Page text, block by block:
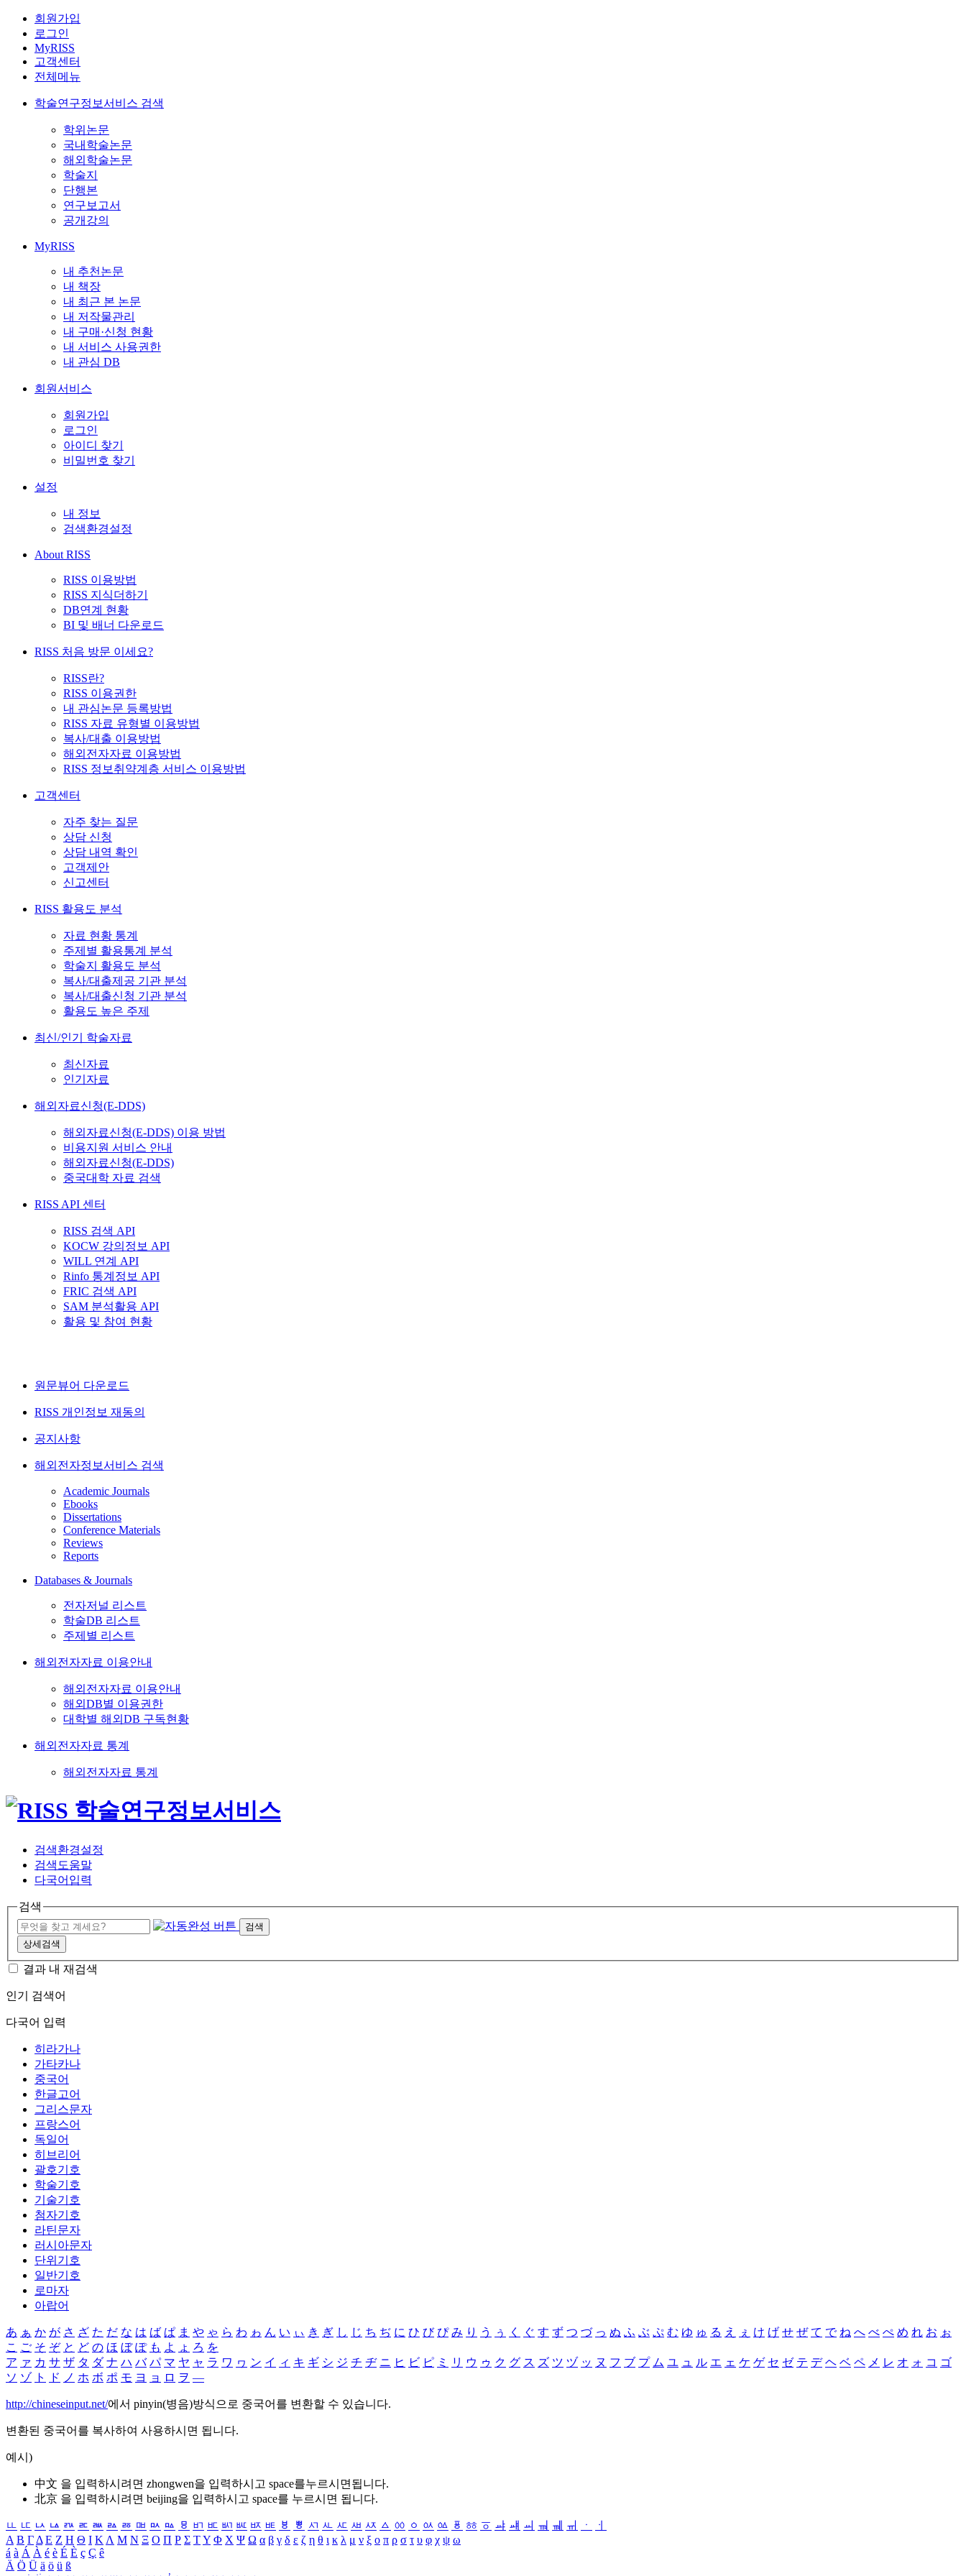
회원가입
로그인
MyRISS
고객센터
전체메뉴
학술연구정보서비스 검색
학위논문
국내학술논문
해외학술논문
학술지
단행본
연구보고서
공개강의
MyRISS
내 추천논문
내 책장
내 최근 본 논문
내 저작물관리
내 구매·신청 현황
내 서비스 사용권한
내 관심 DB
회원서비스
회원가입
로그인
아이디 찾기
비밀번호 찾기
설정
내 정보
검색환경설정
About RISS
RISS 이용방법
RISS 지식더하기
DB연계 현황
BI 및 배너 다운로드
RISS 처음 방문 이세요?
RISS란?
RISS 이용권한
내 관심논문 등록방법
RISS 자료 유형별 이용방법
복사/대출 이용방법
해외전자자료 이용방법
RISS 정보취약계층 서비스 이용방법
고객센터
자주 찾는 질문
상담 신청
상담 내역 확인
고객제안
신고센터
RISS 활용도 분석
자료 현황 통계
주제별 활용통계 분석
학술지 활용도 분석
복사/대출제공 기관 분석
복사/대출신청 기관 분석
활용도 높은 주제
최신/인기 학술자료
최신자료
인기자료
해외자료신청(E-DDS)
해외자료신청(E-DDS) 이용 방법
비용지원 서비스 안내
해외자료신청(E-DDS)
중국대학 자료 검색
RISS API 센터
RISS 검색 API
KOCW 강의정보 API
WILL 연계 API
Rinfo 통계정보 API
FRIC 검색 API
SAM 분석활용 API
활용 및 참여 현황
원문뷰어 다운로드
RISS 개인정보 재동의
공지사항
해외전자정보서비스 검색
Academic Journals
Ebooks
Dissertations
Conference Materials
Reviews
Reports
Databases & Journals
전자저널 리스트
학술DB 리스트
주제별 리스트
해외전자자료 이용안내
해외전자자료 이용안내
해외DB별 이용권한
대학별 해외DB 구독현황
해외전자자료 통계
해외전자자료 통계
검색환경설정
검색도움말
다국어입력
검색
검색
상세검색
결과 내 재검색
인기 검색어
다국어 입력
히라가나
가타카나
중국어
한글고어
그리스문자
프랑스어
독일어
히브리어
괄호기호
학술기호
기술기호
첨자기호
라틴문자
러시아문자
단위기호
일반기호
로마자
아랍어
あ ぁ か が さ ざ た だ な は ば ぱ ま や ゃ ら わ ゎ ん い ぃ き ぎ し じ ち ぢ に ひ び ぴ み り う ぅ く ぐ す ず つ づ っ ぬ ふ ぶ ぷ む ゆ ゅ る え ぇ け げ せ ぜ て で ね へ べ ぺ め れ お ぉ
こ ご そ ぞ と ど の ほ ぼ ぽ も よ ょ ろ を
ア ァ カ サ ザ タ ダ ナ ハ バ パ マ ヤ ャ ラ ワ ヮ ン イ ィ キ ギ シ ジ チ ヂ ニ ヒ ビ ピ ミ リ ウ ゥ ク グ ス ズ ツ ヅ ッ ヌ フ ブ プ ム ユ ュ ル エ ェ ケ ゲ セ ゼ テ デ ヘ ベ ペ メ レ オ ォ コ ゴ
ソ ゾ ト ド ノ ホ ボ ポ モ ヨ ョ ロ ヲ ―
http://chineseinput.net/에서 pinyin(병음)방식으로 중국어를 변환할 수 있습니다.
변환된 중국어를 복사하여 사용하시면 됩니다.
예시)
中文 을 입력하시려면 zhongwen을 입력하시고 space를누르시면됩니다.
北京 을 입력하시려면 beijing을 입력하시고 space를 누르시면 됩니다.
ㅥ ㅦ ㅧ ㅨ ㅩ ㅪ ㅫ ㅬ ㅭ ㅮ ㅯ ㅰ ㅱ ㅲ ㅳ ㅴ ㅵ ㅶ ㅷ ㅸ ㅹ ㅺ ㅻ ㅼ ㅽ ㅾ ㅿ ㆀ ㆁ ㆂ ㆃ ㆄ ㆅ ㆆ ㆇ ㆈ ㆉ ㆊ ㆋ ㆌ ㆍ
ㆎ
Α Β ΓΔ Ε Ζ Η Θ Ι ΚΛ Μ Ν Ξ Ο Π Ρ Σ ΤΥ Φ Χ Ψ Ω α β γ δ ε ζ η θ ι κ λ μ ν ξ ο π ρ σ τ υ φ χ ψ ω
á à Á À é è É È ç Ç ê
Ä Ö Ü ä ö ü ß